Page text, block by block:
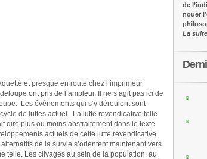
et presque en route chez l’imprimeur
ont pris de l’ampleur. Il ne s’agit pas ici de
Les événements qui s’y déroulent sont
de luttes actuel. La lutte revendicative telle
dire plus ou moins abstraitement dans le texte
actuels de cette lutte revendicative
de la survie s’orientent maintenant vers
telle. Les clivages au sein de la population, au
de
nouer
La